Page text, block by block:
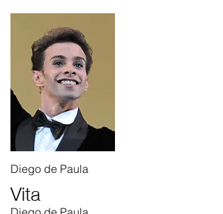
Diego de Paula
Vita